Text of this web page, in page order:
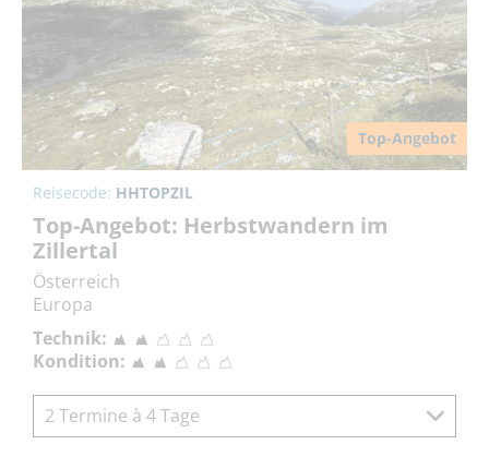
Top-Angebot
Reisecode: HHTOPZIL
Top-Angebot: Herbstwandern im
Zillertal
Österreich
Europa
Technik:
Kondition:
2 Termine à 4 Tage